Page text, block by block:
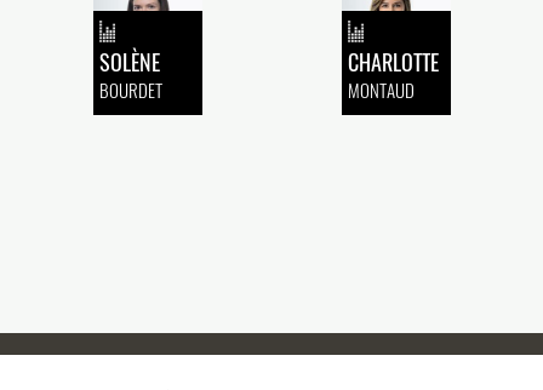
SOLÈNE
BOURDET
CHARLOTTE
MONTAUD